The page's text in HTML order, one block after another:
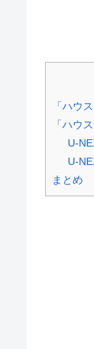
「ハウ
「ハウ
U-
U-
まとめ